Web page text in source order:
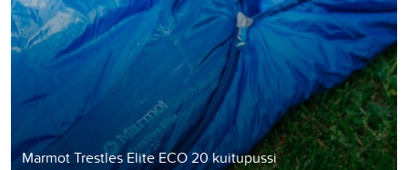
Marmot Trestles Elite ECO 20 kuitupussi